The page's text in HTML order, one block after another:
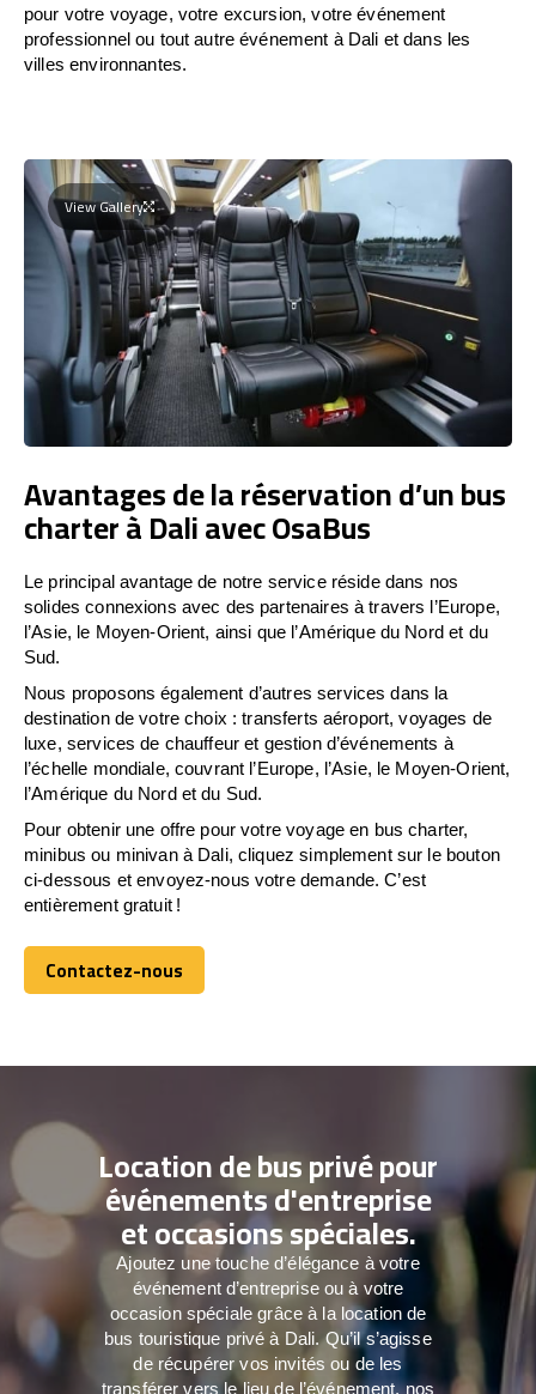
pour votre voyage, votre excursion, votre événement
professionnel ou tout autre événement à Dali et dans les
villes environnantes.
View Gallery
Avantages de la réservation d’un bus
charter à Dali avec OsaBus
Le principal avantage de notre service réside dans nos
solides connexions avec des partenaires à travers l’Europe,
l’Asie, le Moyen-Orient, ainsi que l’Amérique du Nord et du
Sud.
Nous proposons également d’autres services dans la
destination de votre choix : transferts aéroport, voyages de
luxe, services de chauffeur et gestion d’événements à
l’échelle mondiale, couvrant l’Europe, l’Asie, le Moyen-Orient,
l’Amérique du Nord et du Sud.
Pour obtenir une offre pour votre voyage en bus charter,
minibus ou minivan à Dali, cliquez simplement sur le bouton
ci-dessous et envoyez-nous votre demande. C’est
entièrement gratuit !
Contactez-nous
Contactez-nous
Location de bus privé pour
événements d'entreprise
et occasions spéciales.
Ajoutez une touche d’élégance à votre
événement d’entreprise ou à votre
occasion spéciale grâce à la location de
bus touristique privé à Dali. Qu’il s’agisse
de récupérer vos invités ou de les
transférer vers le lieu de l’événement, nos